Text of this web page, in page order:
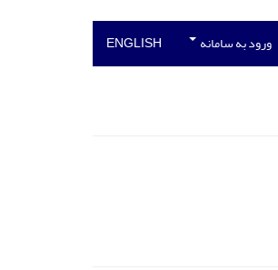
ورود به سامانه ENGLISH